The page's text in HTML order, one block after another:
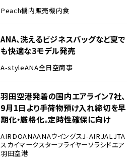
Peach機内販売機内食
ANA、洗えるビジネスバッグなど夏で
も快適な3モデル発売
A-styleANA全日空商事
羽田空港発着の国内エアライン7社、
9月1日より手荷物預け入れ締切を早
期化・厳格化。定時性確保に向け
AIRDOANAANAウイングスJ-AIRJALJTA
スカイマークスターフライヤーソラシドエア
羽田空港